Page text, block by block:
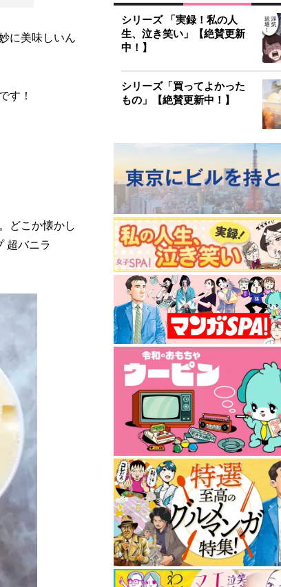
に美味しいん
す！
どこか懐かし
超バニラ
シリーズ 「実録！私の人
生、泣き笑い」【絶賛更新
中！】
シリーズ「買ってよかった
もの」【絶賛更新中！】